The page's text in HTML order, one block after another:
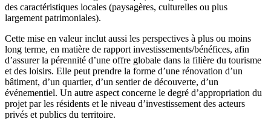
des caractéristiques locales (paysagères, culturelles ou plus
largement patrimoniales).
Cette mise en valeur inclut aussi les perspectives à plus ou moins
long terme, en matière de rapport investissements/bénéfices, afin
d’assurer la pérennité d’une offre globale dans la filière du tourisme
et des loisirs. Elle peut prendre la forme d’une rénovation d’un
bâtiment, d’un quartier, d’un sentier de découverte, d’un
événementiel. Un autre aspect concerne le degré d’appropriation du
projet par les résidents et le niveau d’investissement des acteurs
privés et publics du territoire.